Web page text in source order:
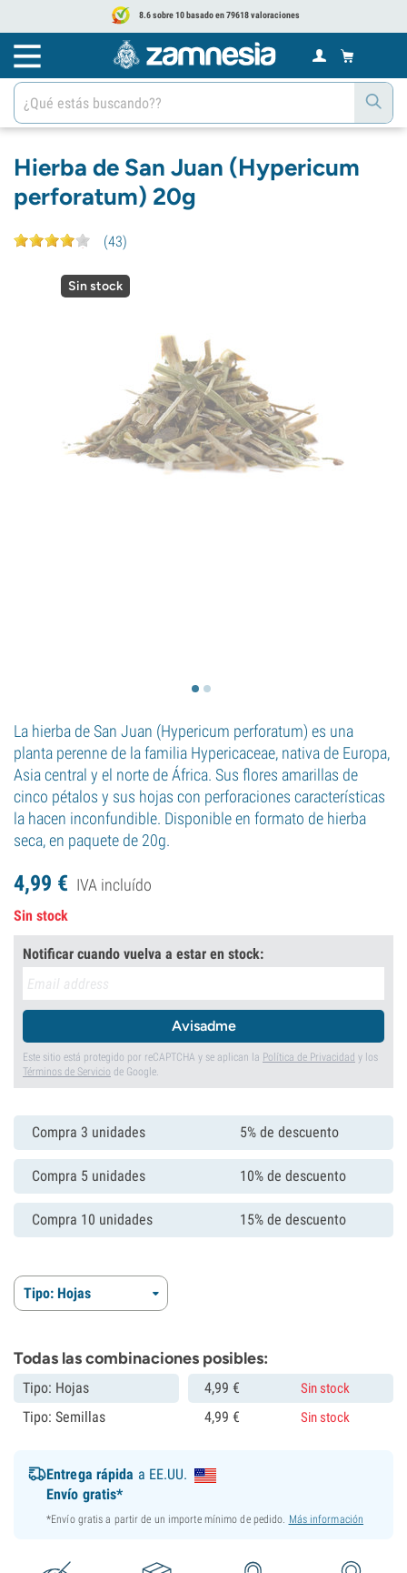
8.6 sobre 10 basado en 79618 valoraciones
Hierba de San Juan (Hypericum
perforatum) 20g
(43)
Sin stock
La hierba de San Juan (Hypericum perforatum) es una
planta perenne de la familia Hypericaceae, nativa de Europa,
Asia central y el norte de África. Sus flores amarillas de
cinco pétalos y sus hojas con perforaciones características
la hacen inconfundible. Disponible en formato de hierba
seca, en paquete de 20g.
4,99 € IVA incluído
Sin stock
Notificar cuando vuelva a estar en stock:
Avisadme
Este sitio está protegido por reCAPTCHA y se aplican la Política de Privacidad y los
Términos de Servicio de Google.
Compra 3 unidades 5% de descuento
Compra 5 unidades 10% de descuento
Compra 10 unidades 15% de descuento
Tipo: Hojas
Todas las combinaciones posibles:
Tipo: Hojas 4,99 € Sin stock
Tipo: Semillas 4,99 € Sin stock
Entrega rápida a EE.UU.
Envío gratis*
*Envío gratis a partir de un importe mínimo de pedido. Más información